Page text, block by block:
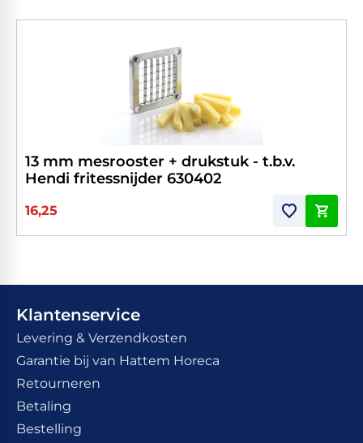
13 mm mesrooster + drukstuk - t.b.v.
Hendi fritessnijder 630402
16,25
Klantenservice
Levering & Verzendkosten
Garantie bij van Hattem Horeca
Retourneren
Betaling
Bestelling